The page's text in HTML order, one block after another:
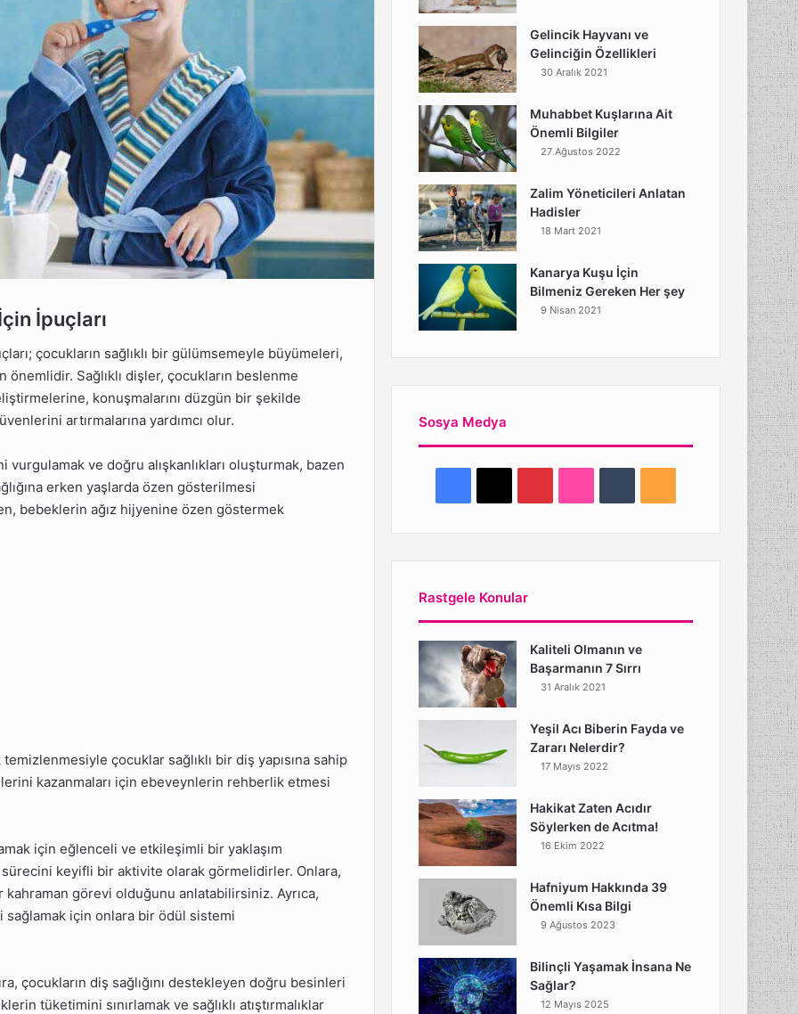
İpuçları
çocukların sağlıklı bir gülümsemeyle büyümeleri,
Sağlıklı dişler, çocukların beslenme
konuşmalarını düzgün bir şekilde
artırmalarına yardımcı olur.
vurgulamak ve doğru alışkanlıkları oluşturmak, bazen
erken yaşlarda özen gösterilmesi
bebeklerin ağız hijyenine özen göstermek
çocuklar sağlıklı bir diş yapısına sahip
kazanmaları için ebeveynlerin rehberlik etmesi
için eğlenceli ve etkileşimli bir yaklaşım
keyifli bir aktivite olarak görmelidirler. Onlara,
görevi olduğunu anlatabilirsiniz. Ayrıca,
sağlamak için onlara bir ödül sistemi
çocukların diş sağlığını destekleyen doğru besinleri
tüketimini sınırlamak ve sağlıklı atıştırmalıklar
Gelincik Hayvanı ve
Gelinciğin Özellikleri
30 Aralık 2021
Muhabbet Kuşlarına Ait
Önemli Bilgiler
27 Ağustos 2022
Zalim Yöneticileri Anlatan
Hadisler
18 Mart 2021
Kanarya Kuşu İçin
Bilmeniz Gereken Her şey
9 Nisan 2021
Sosya Medya
Rastgele Konular
Kaliteli Olmanın ve
Başarmanın 7 Sırrı
31 Aralık 2021
Yeşil Acı Biberin Fayda ve
Zararı Nelerdir?
17 Mayıs 2022
Hakikat Zaten Acıdır
Söylerken de Acıtma!
16 Ekim 2022
Hafniyum Hakkında 39
Önemli Kısa Bilgi
9 Ağustos 2023
Bilinçli Yaşamak İnsana Ne
Sağlar?
12 Mayıs 2025